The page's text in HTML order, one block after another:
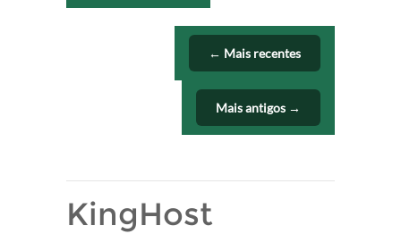
← Mais recentes
Mais antigos →
KingHost